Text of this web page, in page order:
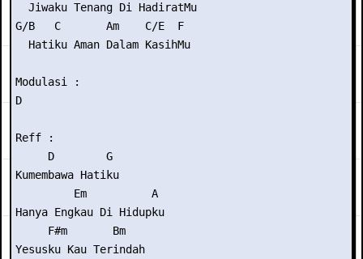
  Jiwaku Tenang Di HadiratMu
G/B   C       Am    C/E  F
  Hatiku Aman Dalam KasihMu
Modulasi :
D
Reff :
     D        G
Kumembawa Hatiku
         Em          A
Hanya Engkau Di Hidupku
     F#m       Bm
Yesusku Kau Terindah